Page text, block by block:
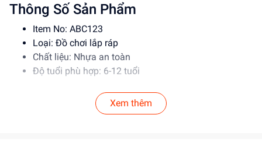
Thông Số Sản Phẩm
Item No: ABC123
Loại: Đồ chơi lắp ráp
Chất liệu: Nhựa an toàn
Độ tuổi phù hợp: 6-12 tuổi
Hướng Dẫn Sử Dụng
Đọc kỹ hướng dẫn trước khi sử dụng
Xem thêm